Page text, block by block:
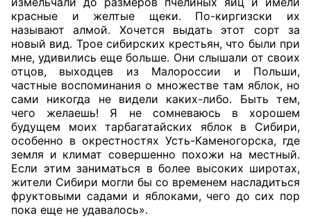
красные и желтые щеки. По-киргизски их
называют алмой.
Хочется выдать этот сорт за
новый вид. Трое сибирских крестьян, что были при
мне, удивились еще больше. Они слышали от своих
отцов, выходцев из Малороссии и Польши,
частные воспоминания о множестве там яблок, но
сами никогда не видели каких-либо.
Быть тем,
чего желаешь! Я не сомневаюсь в хорошем
будущем моих тарбагатайских яблок в Сибири,
особенно в окрестностях Усть-Каменогорска, где
земля и климат совершенно похожи на местный.
Если этим заниматься в более высоких широтах,
жители Сибири могли бы со временем насладиться
фруктовыми садами и яблоками, чего до сих пор
пока еще не удавалось».